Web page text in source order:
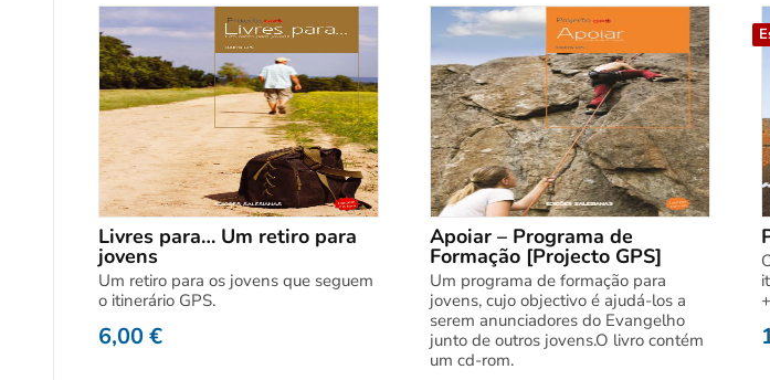
Livres para… Um retiro para
jovens
Um retiro para os jovens que seguem
o itinerário GPS.
6,00€
Apoiar – Programa de
Formação [Projecto GPS]
Um programa de formação para
jovens, cujo objectivo é ajudá-los a
serem anunciadores do Evangelho
junto de outros jovens.O livro contém
um cd-rom.